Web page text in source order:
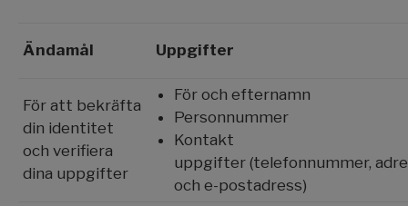
Ändamål Uppgifter
För att bekräfta
din identitet
och verifiera
dina uppgifter
För och efternamn
Personnummer
Kontakt
uppgifter (telefonnummer,
och e-postadress)